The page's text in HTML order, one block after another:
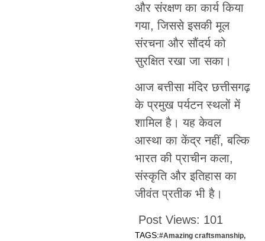
और संरक्षण का कार्य किया
गया, जिससे इसकी मूल
संरचना और सौंदर्य को
सुरक्षित रखा जा सका।
आज बत्तीसा मंदिर छत्तीसगढ़
के प्रमुख पर्यटन स्थलों में
शामिल है। यह केवल
आस्था का केंद्र नहीं, बल्कि
भारत की प्राचीन कला,
संस्कृति और इतिहास का
जीवंत प्रतीक भी है।
Post Views: 101
TAGS:#Amazing craftsmanship,